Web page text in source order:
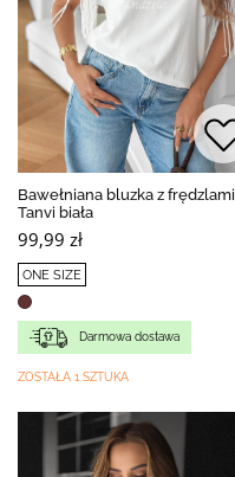
Bawełniana bluzka z frędzlami
Tanvi biała
99,99 zł
ONE SIZE
Darmowa dostawa
ZOSTAŁA 1 SZTUKA